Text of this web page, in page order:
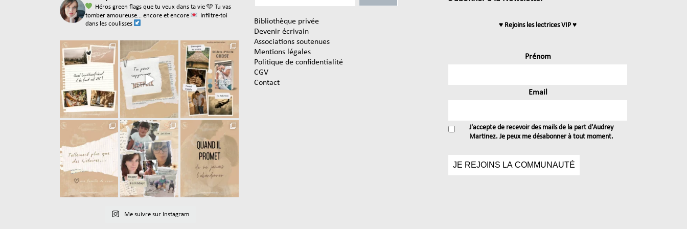
Héros green flags que tu veux dans ta vie 🩵 Tu vas
tomber amoureuse... encore et encore
Infiltre-toi
dans les coulisses
Me suivre sur Instagram
Bibliothèque privée
Devenir écrivain
Associations soutenues
Mentions légales
Politique de confidentialité
CGV
Contact
♥ Rejoins les lectrices VIP ♥
Prénom
Email
J'accepte de recevoir des mails de la part d'Audrey
Martinez. Je peux me désabonner à tout moment.